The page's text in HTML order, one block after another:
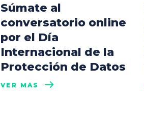
Súmate al
conversatorio online
por el Día
Internacional de la
Protección de Datos
VER MÁS